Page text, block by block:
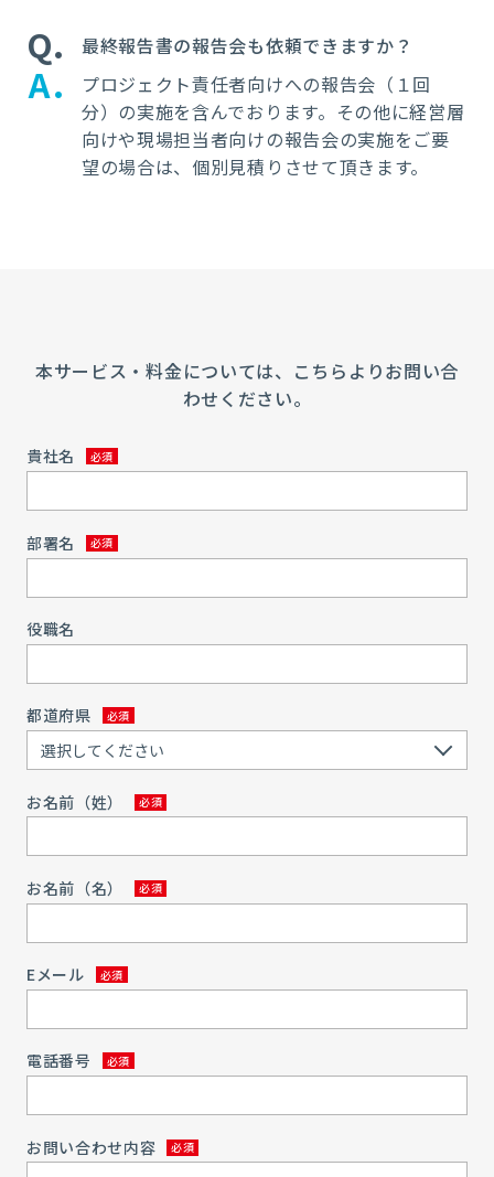
Q 最終報告書の報告会も依頼できますか？
A
プロジェクト責任者向けへの報告会（１回
分）の実施を含んでおります。その他に経営層
向けや現場担当者向けの報告会の実施をご要
望の場合は、個別見積りさせて頂きます。
本サービス・料金については、こちらよりお問い合
わせください。
貴社名
部署名
役職名
都道府県
お名前（姓）
お名前（名）
Eメール
電話番号
お問い合わせ内容